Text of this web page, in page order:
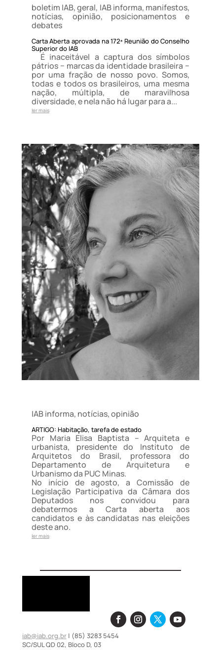
Carta Aberta aprovada na 172ª Reunião do Conselho
Superior do IAB
boletim IAB,geral, IAB informa, manifestos,
notícias, opinião, posicionamentos e
debates
É inaceitável a captura dos símbolos
pátrios − marcas da identidade brasileira −
por uma fração de nosso povo. Somos,
todas e todos os brasileiros, uma mesma
nação, múltipla, de maravilhosa
diversidade, e nela não há lugar para a...
ler mais
ARTIGO: Habitação, tarefa de estado
IAB informa, notícias,opinião
Por Maria Elisa Baptista – Arquiteta e
urbanista, presidente do Instituto de
Arquitetos do Brasil, professora do
Departamento de Arquitetura e
Urbanismo da PUC Minas.
No início de agosto, a Comissão de
Legislação Participativa da Câmara dos
Deputados nos convidou para
debatermos a Carta aberta aos
candidatos e às candidatas nas eleições
deste ano.
ler mais
iab@iab.org.br| (85) 3283 5454
SC/SUL QD 02, Bloco D, 03